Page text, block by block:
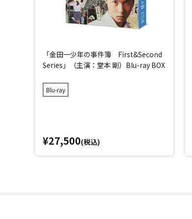
「金田一少年の事件簿 First&Second
Series」（主演：堂本 剛）Blu-ray BOX
Blu-ray
¥27,500(税込)